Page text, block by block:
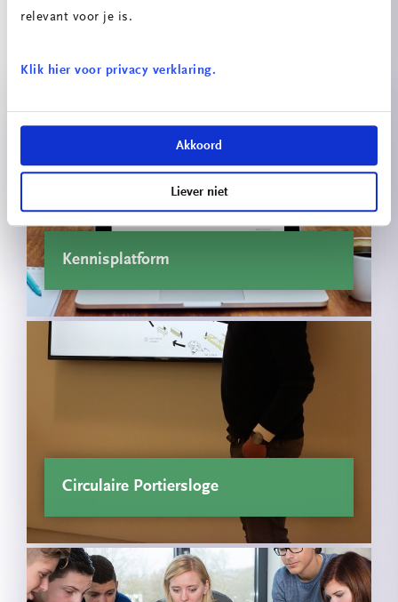
relevant voor je is.
Klik hier voor privacy verklaring.
Akkoord
Liever niet
Kennisplatform
Circulaire Portiersloge